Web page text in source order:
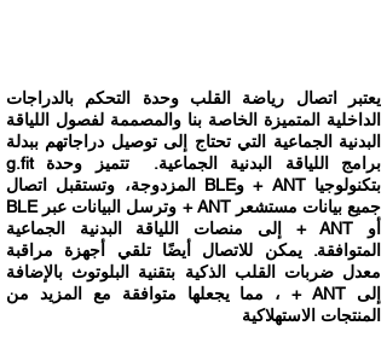
يعتبر اتصال رياضة القلب وحدة التحكم بالدراجات
الداخلية المتميزة الخاصة بنا والمصممة لفصول اللياقة
البدنية الجماعية التي تحتاج إلى توصيل دراجاتهم ببدلة
برامج اللياقة البدنية الجماعية. تتميز وحدة g.fit
بتكنولوجيا ANT + وBLE المزدوجة، وتستقبل اتصال
جميع بيانات مستشعر ANT + وترسل البيانات عبر BLE
أو ANT + إلى منصات اللياقة البدنية الجماعية
المتوافقة. يمكن للاتصال أيضًا تلقي أجهزة مراقبة
معدل ضربات القلب الذكية بتقنية البلوتوث بالإضافة
إلى ANT + ، مما يجعلها متوافقة مع المزيد من
المنتجات الاستهلاكية